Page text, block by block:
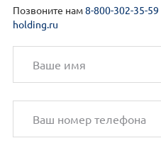
Позвоните нам8-800-302-35-59
holding.ru